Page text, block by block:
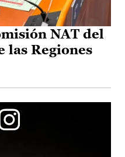
NAT del
las Regiones